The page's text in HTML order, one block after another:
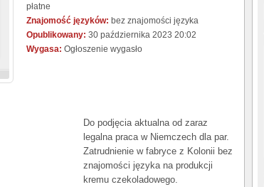
płatne
Znajomość języków: bez znajomości języka
Opublikowany: 30 października 2023 20:02
Wygasa: Ogłoszenie wygasło
Do podjęcia aktualna od zaraz
legalna praca w Niemczech dla par.
Zatrudnienie w fabryce z Kolonii bez
znajomości języka na produkcji
kremu czekoladowego.